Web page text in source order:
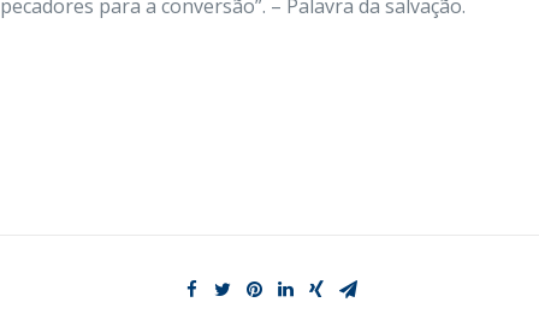
pecadores para a conversão”. – Palavra da salvação.